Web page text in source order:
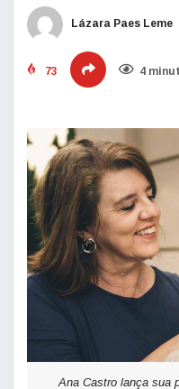
Lázara Paes Leme
73 4
Ana Castro lança sua